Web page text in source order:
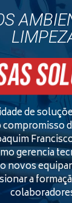
jogadores de
uma saída
de
têm
esgotos e
aos
de se
de
gerencia
novos
a